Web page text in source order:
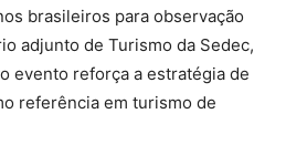
brasileiros para observação
adjunto de Turismo da Sedec,
evento reforça a estratégia de
referência em turismo de